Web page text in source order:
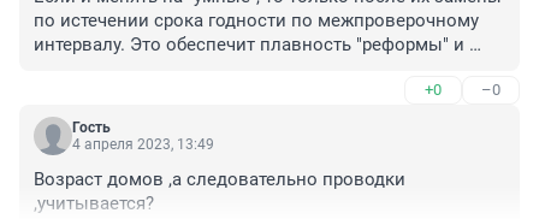
по истечении срока годности по межпроверочному
интервалу. Это обеспечит плавность "реформы" и
+0 –0
Гость
4 апреля 2023, 13:49
Возраст домов ,а следовательно проводки
,учитывается?